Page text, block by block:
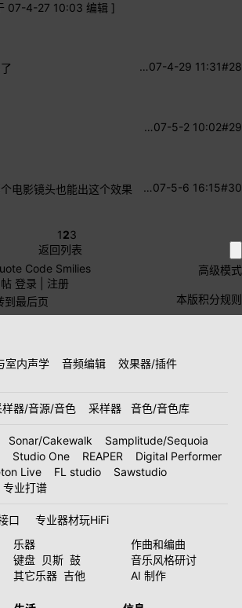
07-4-27 10:03 编辑 ]
#28
07-4-29 11:31
…
#29
07-5-2 10:02
…
#30
07-5-6 16:15
…
电影镜头也能出这个效果
123
返回列表
高级模式
Code Smilies
登录
注册
本版积分规则
到最后页
室内声学 音频编辑
效果器/插件
器/音源/音色 采样器 音色/音色库
Sonar/Cakewalk
Samplitude/Sequoia
Studio One REAPER
Digital Performer
Live FL studio
Sawstudio
专业打谱
口
专业器材玩HiFi
乐器
键盘 贝斯 鼓
其它乐器 吉他
作曲和编曲
音乐风格研讨
AI 制作